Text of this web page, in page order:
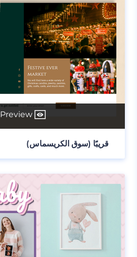
Preview
قريبًا (سوق الكريسماس)